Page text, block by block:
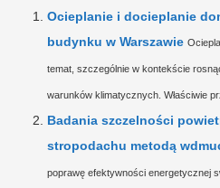
Ocieplanie i docieplanie
budynku w Warszawie
temat, szczególnie w kontekście
warunków klimatycznych. Właściwie
Badania szczelności
stropodachu metodą
poprawę efektywności energetycznej